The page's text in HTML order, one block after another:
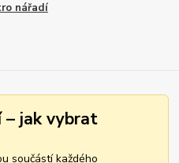
nářadí
– jak vybrat
součástí každého